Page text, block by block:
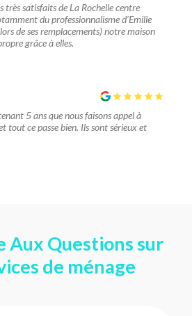
très satisfaits de La Rochelle centre
du professionnalisme d’Emilie
de ses remplacements) notre maison
grâce à elles.
5 ans que nous faisons appel à
tout ce passe bien. Ils sont sérieux et
Aux Questions sur
de ménage